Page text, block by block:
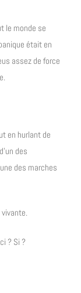
le monde se
était en
assez de force
en hurlant de
des
des marches
? Si ?